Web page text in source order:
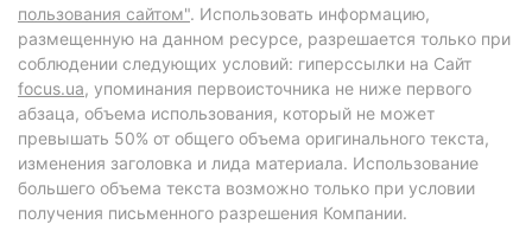
пользования сайтом". Использовать информацию,
размещенную на данном ресурсе, разрешается только при
соблюдении следующих условий: гиперссылки на Сайт
focus.ua, упоминания первоисточника не ниже первого
абзаца, объема использования, который не может
превышать 50% от общего объема оригинального текста,
изменения заголовка и лида материала. Использование
большего объема текста возможно только при условии
получения письменного разрешения Компании.